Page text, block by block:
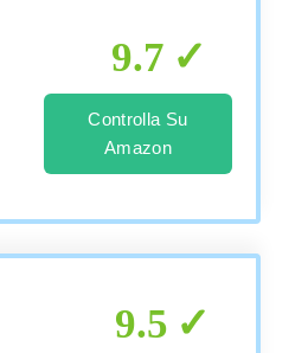
9.7
Controlla Su
Amazon
9.5